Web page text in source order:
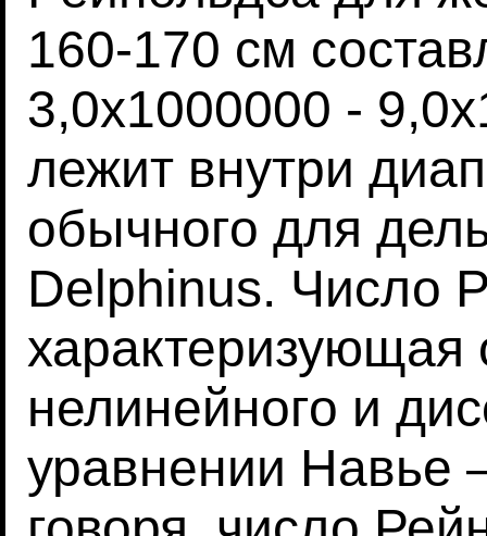
160-170 см
3,0х1000000 -
лежит внутри
обычного для
Delphinus. Число
характеризующая
нелинейного и
уравнении